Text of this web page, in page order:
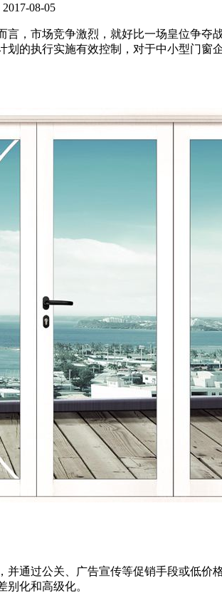
08-05
，市场竞争激烈，就好比一场皇位争
的执行实施有效控制，对于中小型门
通过公关、广告宣传等促销手段或低
化和高级化。